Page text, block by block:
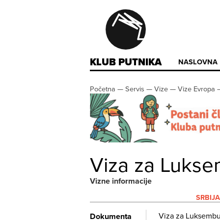
KLUB PUTNIKA NASLOVNA
Početna — Servis — Vize — Vize Evropa
Viza za
Vizne informacije
SRBIJA
Dokumenta Viza za